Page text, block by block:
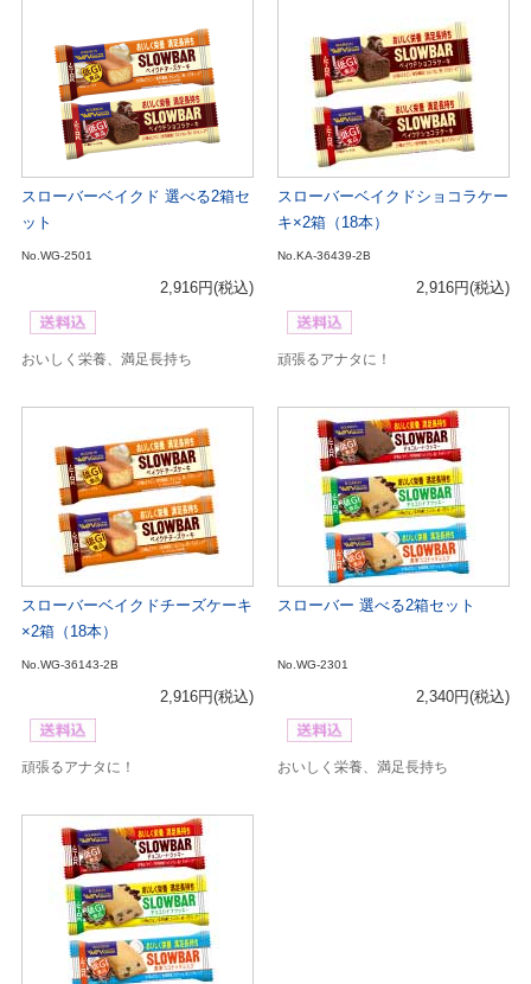
スローバーベイクド 選べる2箱セ
ット
No.WG-2501
2,916円(税込)
おいしく栄養、満足長持ち
スローバーベイクドショコラケー
キ×2箱（18本）
No.KA-36439-2B
2,916円(税込)
頑張るアナタに！
スローバーベイクドチーズケーキ
×2箱（18本）
No.WG-36143-2B
2,916円(税込)
頑張るアナタに！
スローバー 選べる2箱セット
No.WG-2301
2,340円(税込)
おいしく栄養、満足長持ち